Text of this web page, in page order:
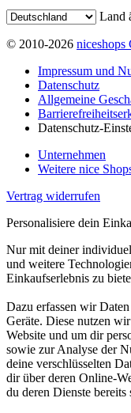
Land
© 2010-2026 niceshops
Impressum und
Datenschutz
Allgemeine
Datenschutz-
Unternehmen
Weitere nice
Vertrag widerrufen
Personalisiere dein
Nur mit deiner
und weitere
Einkaufserlebnis zu
Dazu erfassen wir
Geräte. Diese nutzen
Website und um dir
sowie zur Analyse der
deine verschlüsselten
dir über deren Online-
du deren Dienste bereits